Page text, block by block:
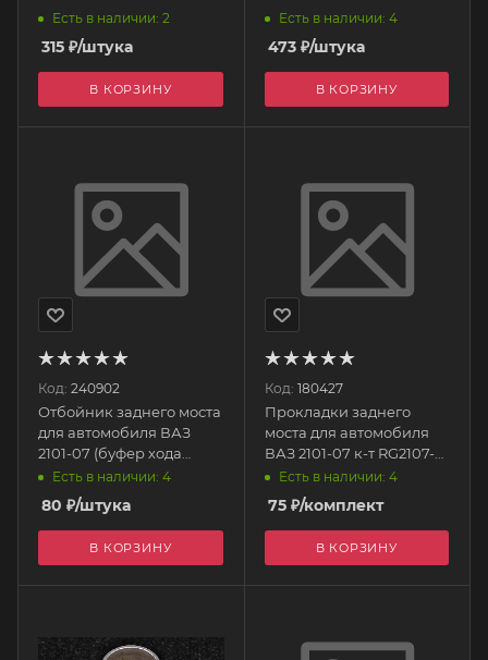
Есть в наличии: 2
315 ₽/штука
В КОРЗИНУ
Есть в наличии: 4
473₽/штука
В КОРЗИНУ
Код: 240902
Отбойник заднего моста
для автомобиля ВАЗ
2101-07 (буфер хода
сжатия) 11344 Балаково
Есть в наличии: 4
80 ₽/штука
В КОРЗИНУ
Код: 180427
Прокладки заднего
моста для автомобиля
ВАЗ 2101-07 к-т RG2107-
2400000 RIGINAL
Есть в наличии: 4
75₽/комплект
В КОРЗИНУ